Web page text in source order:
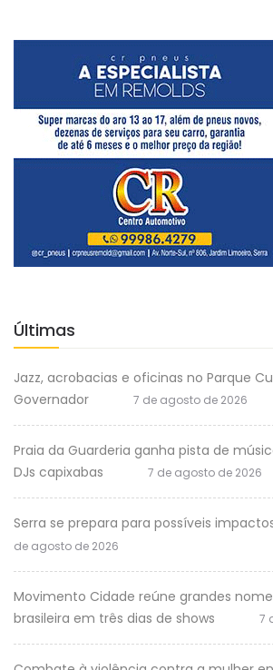
Últimas
Jazz, acrobacias e oficinas no Parque
Governador
7 de agosto de 2026
Praia da Guarderia ganha pista de
DJs capixabas
7 de agosto de 2026
Serra se prepara para possíveis
de agosto de 2026
Movimento Cidade reúne grandes
brasileira em três dias de shows
7